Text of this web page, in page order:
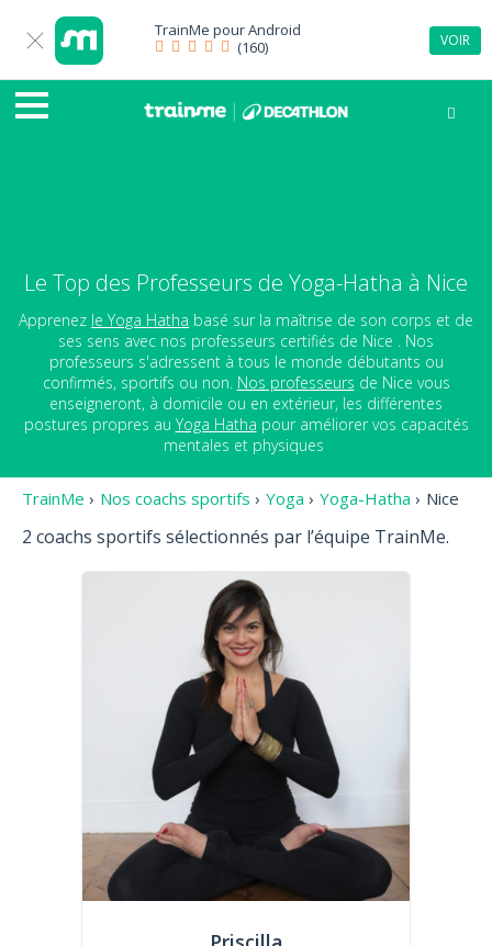
TrainMe pourAndroid
(160)
VOIR
Le Top des Professeurs de Yoga-Hatha à Nice
Apprenez le Yoga Hatha basé sur la maîtrise de son corps et de
ses sens avec nos professeurs certifiés de Nice . Nos
professeurs s'adressent à tous le monde débutants ou
confirmés, sportifs ou non. Nos professeurs de Nice vous
enseigneront, à domicile ou en extérieur, les différentes
postures propres au Yoga Hatha pour améliorer vos capacités
mentales et physiques
TrainMe › Nos coachs sportifs › Yoga › Yoga-Hatha › Nice
2 coachs sportifs sélectionnés par l’équipe TrainMe.